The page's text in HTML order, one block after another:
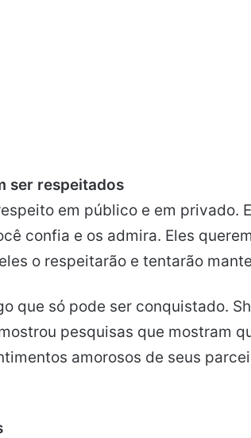
ser respeitados
em público e em privado.
confia e os admira. Eles
o respeitarão e tentarão
que só pode ser conquistado.
pesquisas que mostram
amorosos de seus